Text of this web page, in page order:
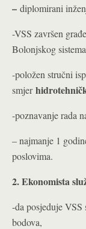
– diplomirani
-VSS završen
Bolonjskog
-položen stručni
smjer
-poznavanje rada
– najmanje 1
poslovima.
2. Ekonomista
-da posjeduje VSS
bodova,